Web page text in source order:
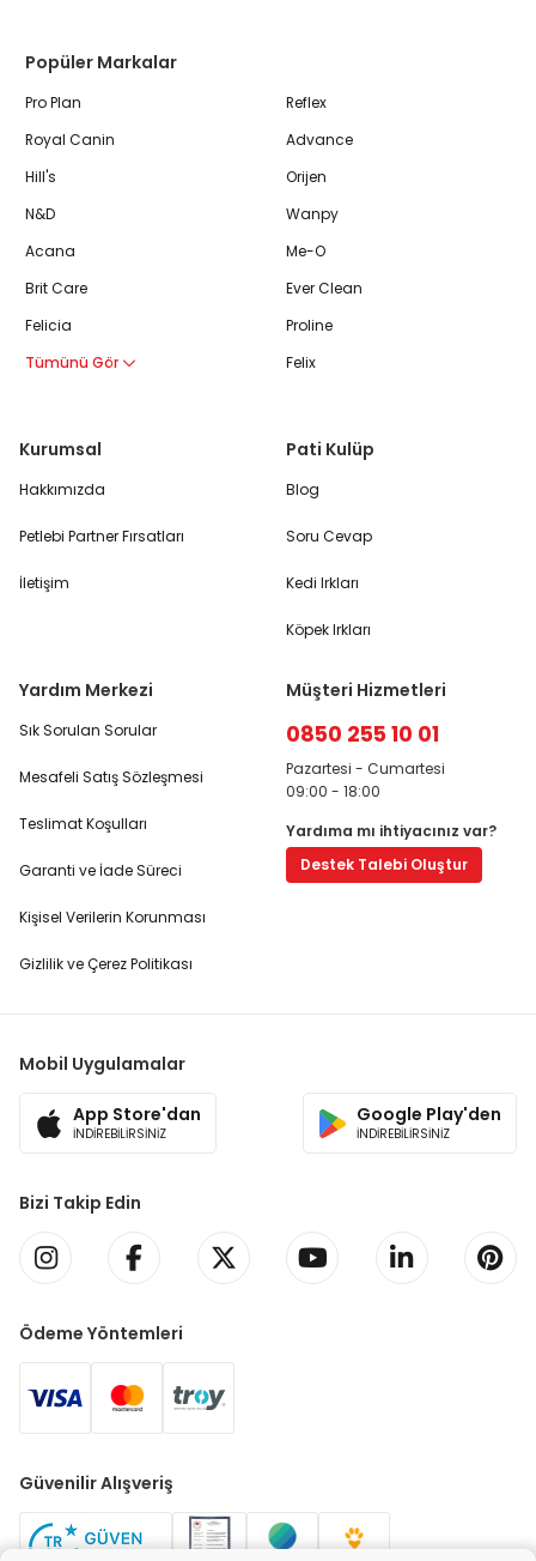
Popüler Markalar
Pro Plan
Royal Canin
Hill's
N&D
Acana
Brit Care
Felicia
Tümünü Gör
Reflex
Advance
Orijen
Wanpy
Me-O
Ever Clean
Proline
Felix
Kurumsal
Hakkımızda
Petlebi Partner Fırsatları
İletişim
Pati Kulüp
Blog
Soru Cevap
Kedi Irkları
Köpek Irkları
Yardım Merkezi
Sık Sorulan Sorular
Mesafeli Satış Sözleşmesi
Teslimat Koşulları
Garanti ve İade Süreci
Kişisel Verilerin Korunması
Gizlilik ve Çerez Politikası
Müşteri Hizmetleri
0850 255 10 01
Pazartesi - Cumartesi
09:00 - 18:00
Yardıma mı ihtiyacınız var?
Destek Talebi Oluştur
Mobil Uygulamalar
App Store'dan
İNDİREBİLİRSİNİZ
Google Play'den
İNDİREBİLİRSİNİZ
Bizi Takip Edin
Ödeme Yöntemleri
Güvenilir Alışveriş